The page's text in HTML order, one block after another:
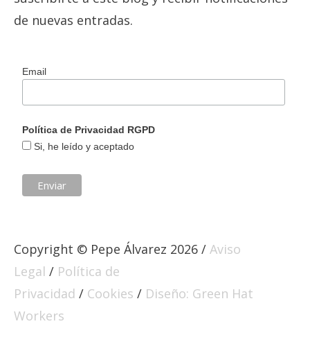
de nuevas entradas.
Email
Política de Privacidad RGPD
Si, he leído y aceptado
Copyright © Pepe Álvarez 2026 / Aviso
Legal / Política de
Privacidad / Cookies / Diseño: Green Hat
Workers